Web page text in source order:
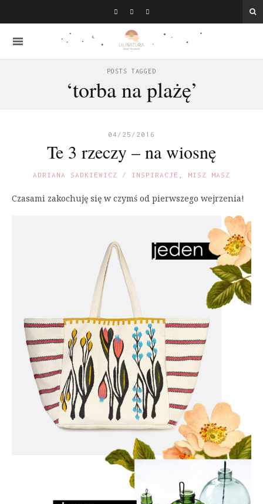
POSTS TAGGED
‘torba na plażę’
04/25/2016
Te 3 rzeczy – na wiosnę
ADRIANA SADKIEWICZ INSPIRACJE MISZ MASZ
Czasami zakochuję się w czymś od pierwszego wejrzenia!